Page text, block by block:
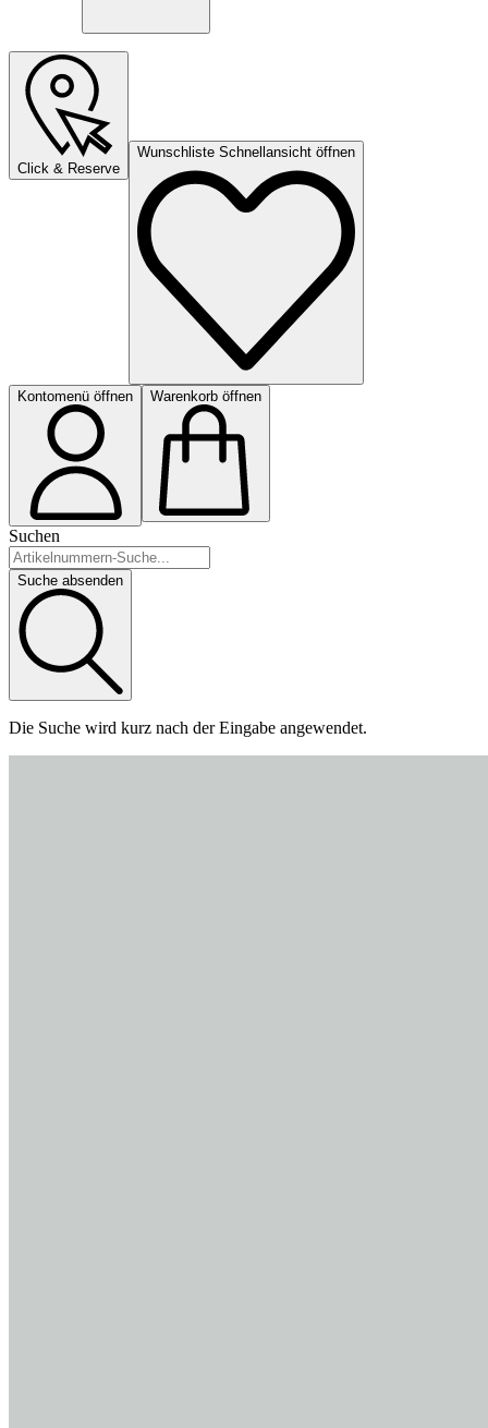
Click & Reserve
Wunschliste Schnellansicht öffnen
Kontomenü öffnen Warenkorb öffnen
Suchen
Suche absenden
Die Suche wird kurz nach der Eingabe angewendet.